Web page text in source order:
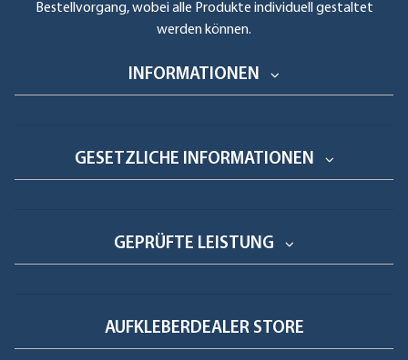
Bestellvorgang, wobei alle Produkte individuell gestaltet
werden können.
INFORMATIONEN
GESETZLICHE INFORMATIONEN
GEPRÜFTE LEISTUNG
AUFKLEBERDEALER STORE